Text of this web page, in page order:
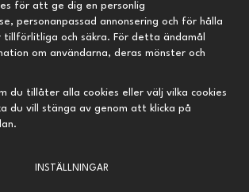
TRYGG HANDEL
Fri frakt vid köp över 695 kr
Kvalitetsprodukter till kanonpris
för att ge dig en personlig
personanpassad annonsering och för hålla
och säkra. För detta ändamål
om användarna, deras mönster och
du tillåter alla cookies eller välj vilka cookies
du vill stänga av genom att klicka på
INSTÄLLNINGAR